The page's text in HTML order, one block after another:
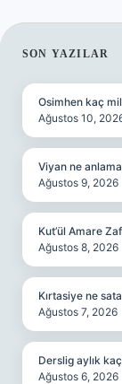
SON YAZILAR
Osimhen kaç
Ağustos 10,
Viyan ne
Ağustos 9, 2026
Kut’ül Amare
Ağustos 8, 2026
Kırtasiye ne
Ağustos 7, 2026
Derslig aylık
Ağustos 6, 2026